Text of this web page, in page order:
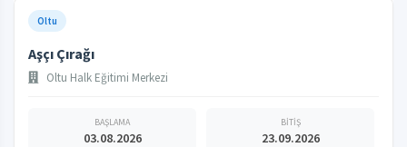
Oltu
Aşçı Çırağı
Oltu Halk Eğitimi Merkezi
BAŞLAMA
03.08.2026
BİTİŞ
23.09.2026